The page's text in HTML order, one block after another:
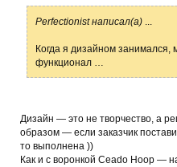
Perfectionist написал(а)
Когда я дизайном занимался,
функционал …
Дизайн — это не творчество, а
образом — если заказчик
то выполнена ))
Как и с воронкой Ceado Hoop —